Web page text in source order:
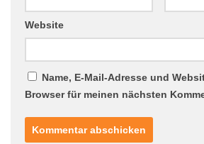
Website
Name, E-Mail-Adresse und
Browser für meinen nächsten